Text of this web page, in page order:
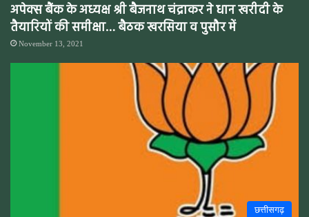
अपेक्स बैंक के अध्यक्ष श्री बैजनाथ चंद्राकर ने धान खरीदी के
तैयारियों की समीक्षा… बैठक खरसिया व पुसौर में
November 13, 2021
छत्तीसगढ़